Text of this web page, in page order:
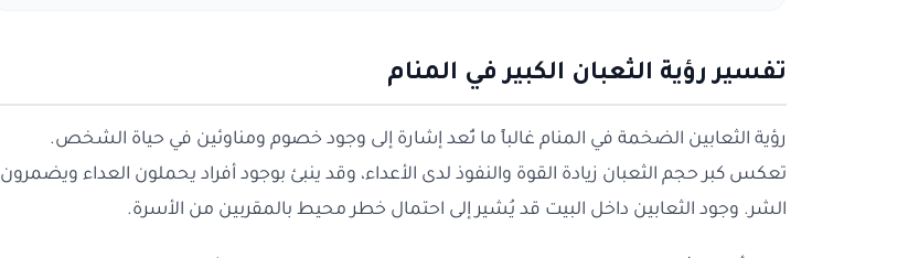
تفسير رؤية الثعبان الكبير في المنام
رؤية الثعابين الضخمة في المنام غالباً ما تُعد إشارة إلى وجود خصوم ومناوئين في حياة الشخص.
تعكس كبر حجم الثعبان زيادة القوة والنفوذ لدى الأعداء، وقد ينبئ بوجود أفراد يحملون العداء ويضمرون
الشر. وجود الثعابين داخل البيت قد يُشير إلى احتمال خطر محيط بالمقربين من الأسرة.